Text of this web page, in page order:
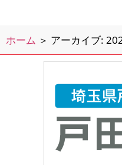
ホーム ＞ アーカイブ: